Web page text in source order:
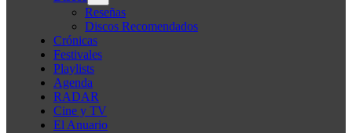
Reseñas
Discos Recomendados
Crónicas
Festivales
Playlists
Agenda
RADAR
Cine y TV
El Anuario